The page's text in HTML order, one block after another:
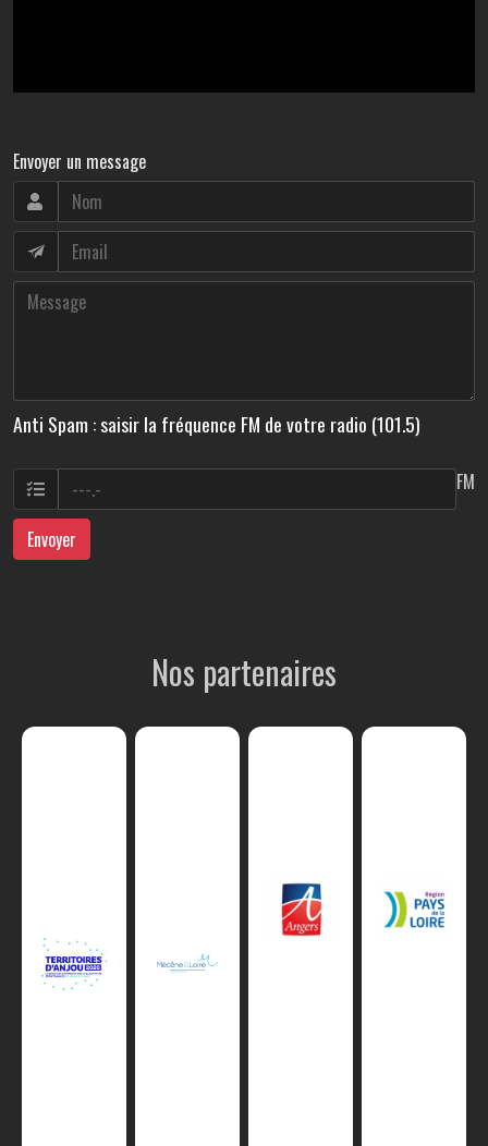
Envoyer un message
Anti Spam : saisir la fréquence FM de votre radio (101.5)
FM
Envoyer
Nos partenaires